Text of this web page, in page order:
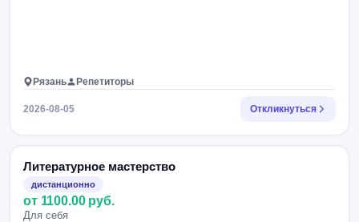
Рязань Репетиторы
2026-08-05 Откликнуться
Литературное мастерство
дистанционно
от 1100.00 руб.
Для себя